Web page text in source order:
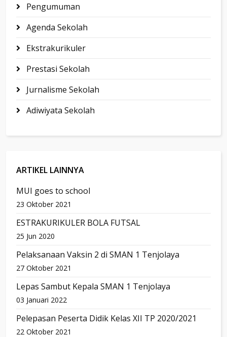
Pengumuman
Agenda Sekolah
Ekstrakurikuler
Prestasi Sekolah
Jurnalisme Sekolah
Adiwiyata Sekolah
ARTIKEL LAINNYA
MUI goes to school
23 Oktober 2021
ESTRAKURIKULER BOLA FUTSAL
25 Jun 2020
Pelaksanaan Vaksin 2 di SMAN 1 Tenjolaya
27 Oktober 2021
Lepas Sambut Kepala SMAN 1 Tenjolaya
03 Januari 2022
Pelepasan Peserta Didik Kelas XII TP 2020/2021
22 Oktober 2021